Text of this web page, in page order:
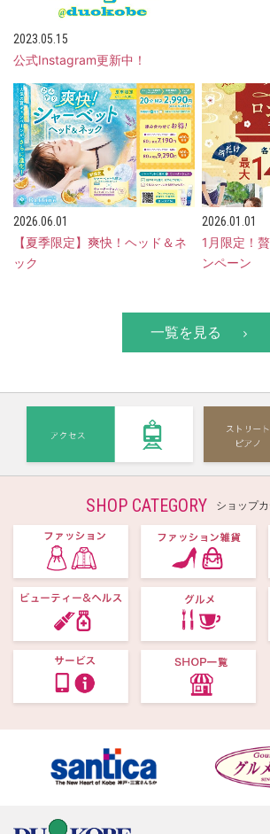
2023.05.15
公式Instagram更新中！
2026.06.01
【夏季限定】爽快！ヘッド＆ネ
ック
2026.01.01
1月限定！
ンペーン
一覧を見る
SHOP CATEGORY ショップ